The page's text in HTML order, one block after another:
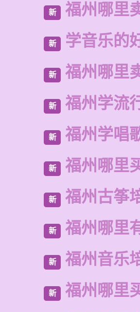
新 福州哪里
新 学音乐的
新 福州哪里
新 福州学流
新 福州学唱
新 福州哪里
新 福州古筝
新 福州哪里
新 福州音乐
新 福州哪里